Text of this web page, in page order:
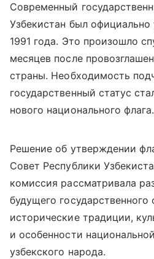
Современный
Узбекистан был
1991 года. Это произошло
месяцев после
страны. Необходимость
государственный статус
нового национального флага.
Решение об утверждении
Совет Республики
комиссия рассматривала
будущего
исторические традиции,
и особенности
узбекского народа.